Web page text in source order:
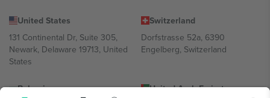
United States
131 Continental Dr, Suite 305,
Newark, Delaware 19713, United
States
Switzerland
Dorfstrasse 52a, 6390
Engelberg, Switzerland
Bulgaria
United Arab Emirates